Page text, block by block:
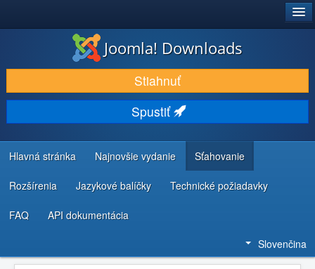
STIAHNUŤ & ROZŠÍRIŤ
OBJAVUJTE & UČTE SA
KOMUNITA & PODPORA
ZDROJE INFORMÁCIÍ PRE VÝVOJÁROV
Joomla! Downloads
Stiahnuť
Spustiť
Hlavná stránka Najnovšie vydanie Sťahovanie
Rozšírenia Jazykové balíčky Technické požiadavky
FAQ API dokumentácia
Slovenčina